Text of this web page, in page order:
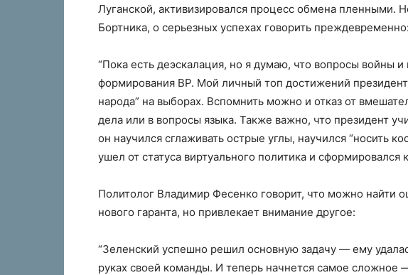
Луганской, активизировался процесс обмена пленными.
Бортника, о серьезных успехах говорить преждевременно:
“Пока есть деэскалация, но я думаю, что вопросы войны
формирования ВР. Мой личный топ достижений
народа” на выборах. Вспомнить можно и отказ от
дела или в вопросы языка. Также важно, что президент
он научился сглаживать острые углы, научился “носить
ушел от статуса виртуального политика и сформировался
Политолог Владимир Фесенко говорит, что можно найти
нового гаранта, но привлекает внимание другое:
“Зеленский успешно решил основную задачу — ему
руках своей команды. И теперь начнется самое сложное